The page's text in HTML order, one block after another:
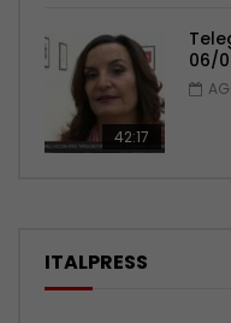
42:17
06/
ITALPRESS